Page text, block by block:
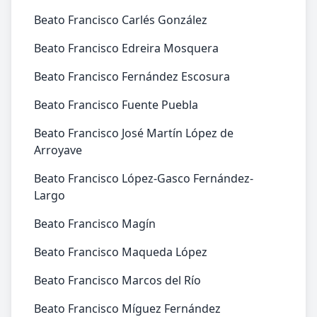
Beato Francisco Carlés González
Beato Francisco Edreira Mosquera
Beato Francisco Fernández Escosura
Beato Francisco Fuente Puebla
Beato Francisco José Martín López de
Arroyave
Beato Francisco López-Gasco Fernández-
Largo
Beato Francisco Magín
Beato Francisco Maqueda López
Beato Francisco Marcos del Río
Beato Francisco Míguez Fernández